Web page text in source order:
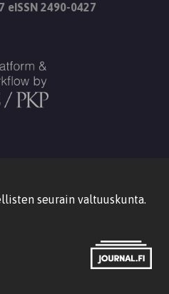
eISSN 2490-0427
seurain valtuuskunta